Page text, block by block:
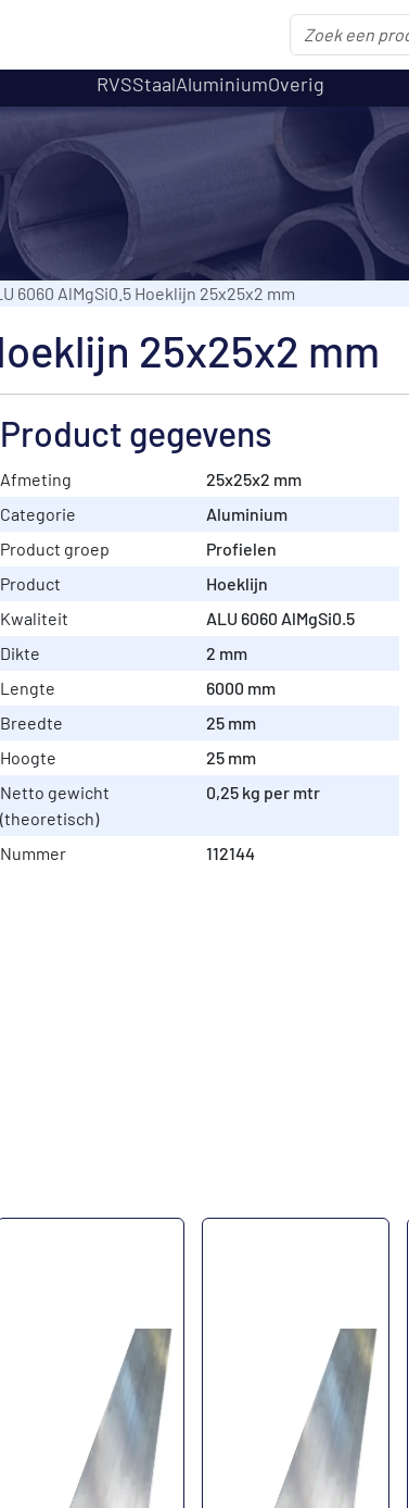
RVSStaalAluminiumOverig
6060 AlMgSi0.5 Hoeklijn 25x25x2 mm
25x25x2 mm
Product gegevens
Afmeting
25x25x2 mm
Categorie
Aluminium
Product groep
Profielen
Product
Hoeklijn
Kwaliteit
ALU 6060 AlMgSi0.5
Dikte
2 mm
Lengte
6000 mm
Breedte
25 mm
Hoogte
25 mm
Netto gewicht
(theoretisch)
0,25 kg per mtr
Nummer 112144